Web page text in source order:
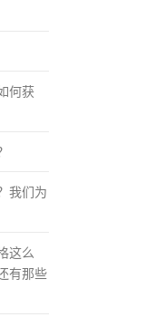
何获
我们为
这么
有那些